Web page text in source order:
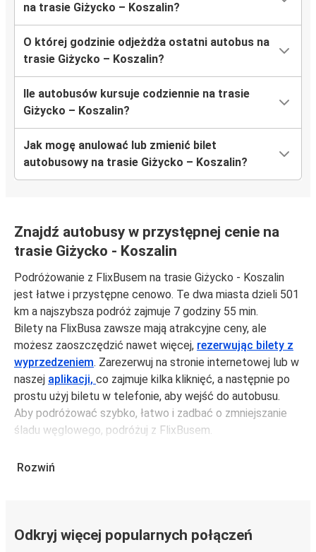
na trasie Giżycko – Koszalin?
O której godzinie odjeżdża ostatni autobus na
trasie Giżycko – Koszalin?
Ile autobusów kursuje codziennie na trasie
Giżycko – Koszalin?
Jak mogę anulować lub zmienić bilet
autobusowy na trasie Giżycko – Koszalin?
Znajdź autobusy w przystępnej cenie na
trasie Giżycko - Koszalin
Podróżowanie z FlixBusem na trasie Giżycko - Koszalin
jest łatwe i przystępne cenowo. Te dwa miasta dzieli 501
km a najszybsza podróż zajmuje 7 godziny 55 min.
Bilety na FlixBusa zawsze mają atrakcyjne ceny, ale
możesz zaoszczędzić nawet więcej, rezerwując bilety z
wyprzedzeniem. Zarezerwuj na stronie internetowej lub w
naszej aplikacji, co zajmuje kilka kliknięć, a następnie po
prostu użyj biletu w telefonie, aby wejść do autobusu.
Aby podróżować szybko, łatwo i zadbać o zmniejszanie
śladu węglowego, podróżuj z FlixBusem.
autobusowym; 47 połączeniami do innych miast i
Rozwiń
Odkryj więcej popularnych połączeń